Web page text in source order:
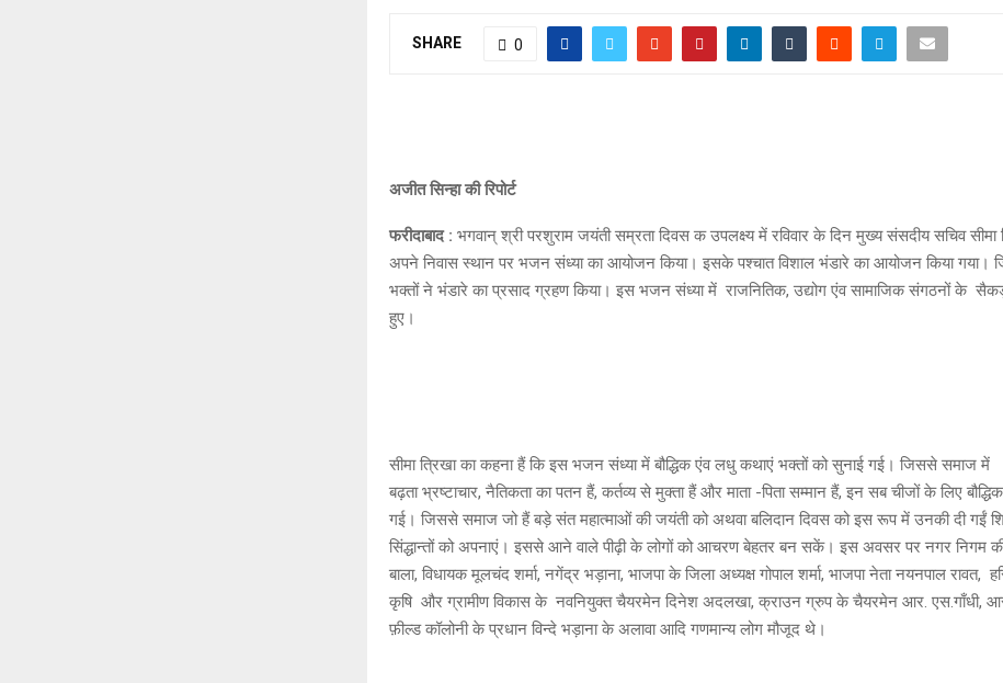
SHARE 0
अजीत सिन्हा की रिपोर्ट
फरीदाबाद : भगवान् श्री परशुराम जयंती सम्रता दिवस क उपलक्ष्य में रविवार के दिन मुख्य संसदीय सचिव सीमा
अपने निवास स्थान पर भजन संध्या का आयोजन किया। इसके पश्चात विशाल भंडारे का आयोजन किया गया।
भक्तों ने भंडारे का प्रसाद ग्रहण किया। इस भजन संध्या में राजनितिक, उद्योग एंव सामाजिक संगठनों के
हुए।
सीमा त्रिखा का कहना हैं कि इस भजन संध्या में बौद्धिक एंव लधु कथाएं भक्तों को सुनाई गई। जिससे समाज में
बढ़ता भ्रष्टाचार, नैतिकता का पतन हैं, कर्तव्य से मुक्ता हैं और माता -पिता सम्मान हैं, इन सब चीजों के लिए
गई। जिससे समाज जो हैं बड़े संत महात्माओं की जयंती को अथवा बलिदान दिवस को इस रूप में उनकी दी गईं
सिंद्धान्तों को अपनाएं। इससे आने वाले पीढ़ी के लोगों को आचरण बेहतर बन सकें। इस अवसर पर नगर निगम
बाला, विधायक मूलचंद शर्मा, नगेंद्र भड़ाना, भाजपा के जिला अध्यक्ष गोपाल शर्मा, भाजपा नेता नयनपाल रावत,
कृषि और ग्रामीण विकास के नवनियुक्त चैयरमेन दिनेश अदलखा, क्राउन ग्रुप के चैयरमेन आर. एस.गाँधी,
फ़ील्ड कॉलोनी के प्रधान विन्दे भड़ाना के अलावा आदि गणमान्य लोग मौजूद थे।